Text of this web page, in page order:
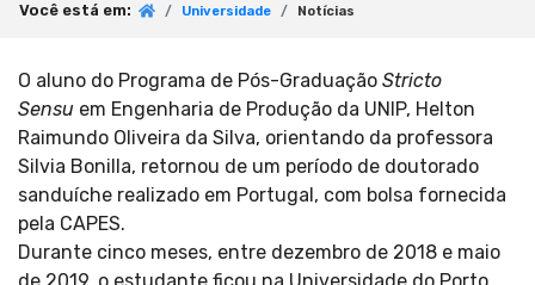
Você está em: Universidade Notícias
O aluno do Programa de Pós-Graduação Stricto
Sensu em Engenharia de Produção da UNIP, Helton
Raimundo Oliveira da Silva, orientando da professora
Silvia Bonilla, retornou de um período de doutorado
sanduíche realizado em Portugal, com bolsa fornecida
pela CAPES.
Durante cinco meses, entre dezembro de 2018 e maio